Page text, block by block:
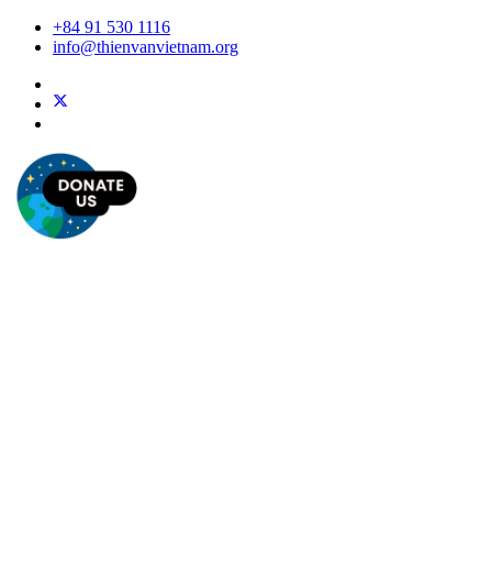
+84 91 530 1116
info@thienvanvietnam.org